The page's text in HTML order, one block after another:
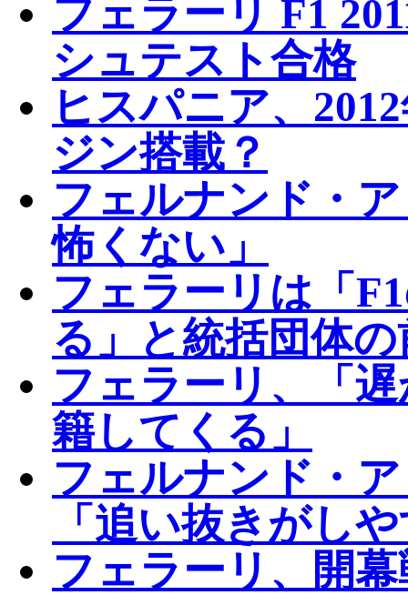
フェラーリ F1
シュテスト合格
ヒスパニア、
ジン搭載？
フェルナンド・
怖くない」
フェラーリは「
る」と統括団体
フェラーリ、「
籍してくる」
フェルナンド・
「追い抜きがし
フェラーリ、開